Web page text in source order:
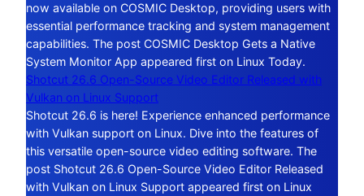
now available on COSMIC Desktop, providing users with
essential performance tracking and system management
capabilities. The post COSMIC Desktop Gets a Native
System Monitor App appeared first on Linux Today.
Shotcut 26.6 Open-Source Video Editor Released with
Vulkan on Linux Support
Shotcut 26.6 is here! Experience enhanced performance
with Vulkan support on Linux. Dive into the features of
this versatile open-source video editing software. The
post Shotcut 26.6 Open-Source Video Editor Released
with Vulkan on Linux Support appeared first on Linux